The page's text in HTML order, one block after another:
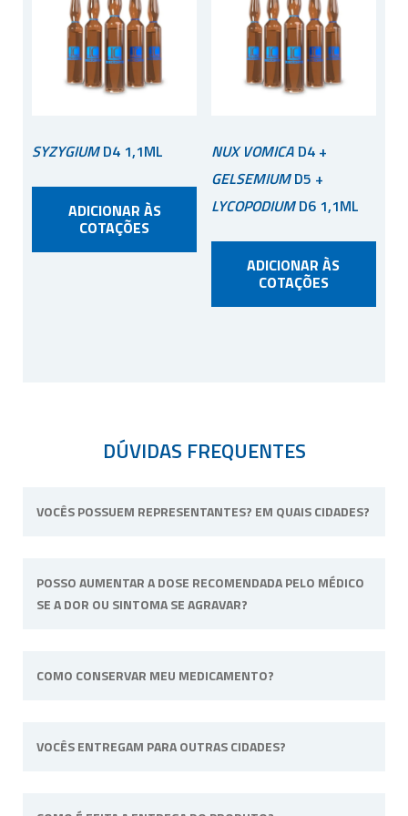
SYZYGIUMD4 1,1ML
ADICIONAR ÀS
COTAÇÕES
NUX VOMICAD4 +
GELSEMIUMD5 +
LYCOPODIUMD6 1,1ML
ADICIONAR ÀS
COTAÇÕES
DÚVIDAS FREQUENTES
VOCÊS POSSUEM REPRESENTANTES? EM QUAIS CIDADES?
unidade física fica situada em Ribeirão Preto,
interior de São Paulo.
POSSO AUMENTAR A DOSE RECOMENDADA PELO MÉDICO
SE A DOR OU SINTOMA SE AGRAVAR?
acompanha para alterar a dose ou posologia
COMO CONSERVAR MEU MEDICAMENTO?
a fórmula tiver uma necessidade específica irá
VOCÊS ENTREGAM PARA OUTRAS CIDADES?